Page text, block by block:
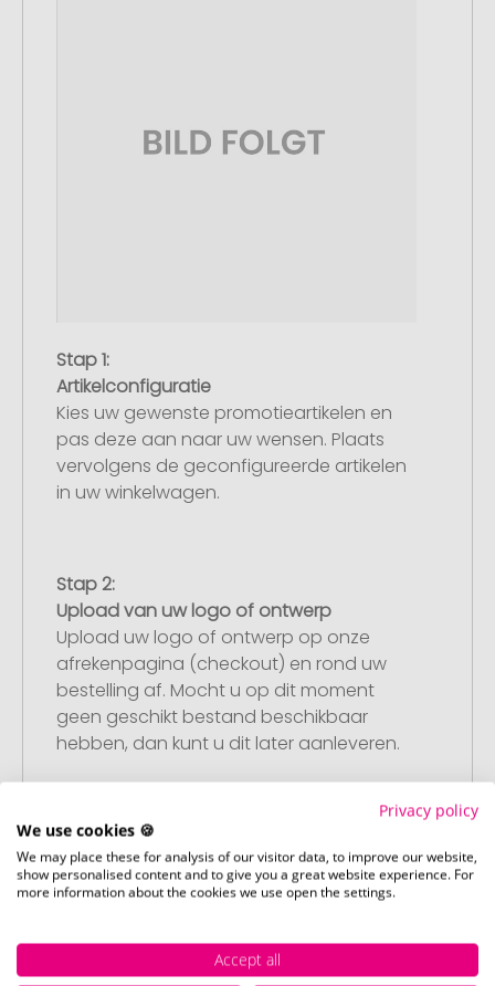
Stap 1:
Artikelconfiguratie
Kies uw gewenste promotieartikelen en
pas deze aan naar uw wensen. Plaats
vervolgens de geconfigureerde artikelen
in uw winkelwagen.
Stap 2:
Upload van uw logo of ontwerp
Upload uw logo of ontwerp op onze
afrekenpagina (checkout) en rond uw
bestelling af. Mocht u op dit moment
geen geschikt bestand beschikbaar
hebben, dan kunt u dit later aanleveren.
Stap 3:
Artikelvoorbeeld en goedkeuring
U ontvangt van ons een gratis
dit heeft goedgekeurd, starten wij direct
Privacy policy
We use cookies 🍪
We may place these for analysis of our visitor data, to improve our website,
show personalised content and to give you a great website experience. For
more information about the cookies we use open the settings.
Accept all